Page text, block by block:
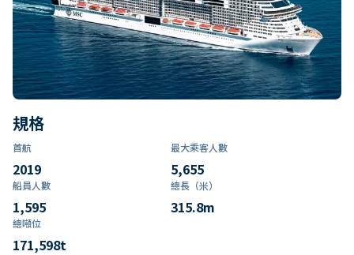
規格
首航
2019
最大乘客人數
5,655
船員人數
1,595
總長（米）
315.8m
總噸位
171,598t